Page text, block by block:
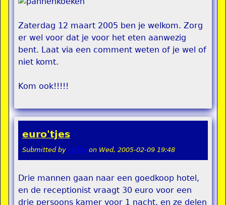
Zaterdag 12 maart 2005 ben je welkom. Zorg
er wel voor dat je voor het eten aanwezig
bent. Laat via een comment weten of je wel of
niet komt.
Kom ook!!!!!
euro'tjes
Submitted by teddy on Wed, 2005-02-09 19:48
Drie mannen gaan naar een goedkoop hotel,
en de receptionist vraagt 30 euro voor een
drie persoons kamer voor 1 nacht, en ze delen